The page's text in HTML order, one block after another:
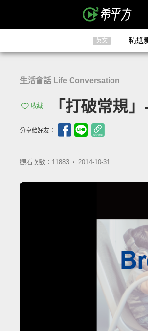
英文 精選
生活會話 Life Conversation
收藏 「打破常規
分享給好友：
觀看次數：11883 • 2014-10-31